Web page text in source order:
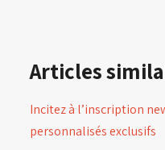
Articles
Incitez à l’inscription
personnalisés exclusifs